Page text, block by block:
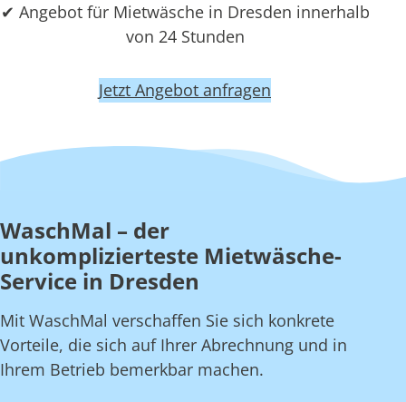
✔ Angebot für Mietwäsche in Dresden innerhalb
von 24 Stunden
Jetzt Angebot anfragen
WaschMal – der
unkomplizierteste Mietwäsche-
Service in Dresden
Mit WaschMal verschaffen Sie sich konkrete
Vorteile, die sich auf Ihrer Abrechnung und in
Ihrem Betrieb bemerkbar machen.